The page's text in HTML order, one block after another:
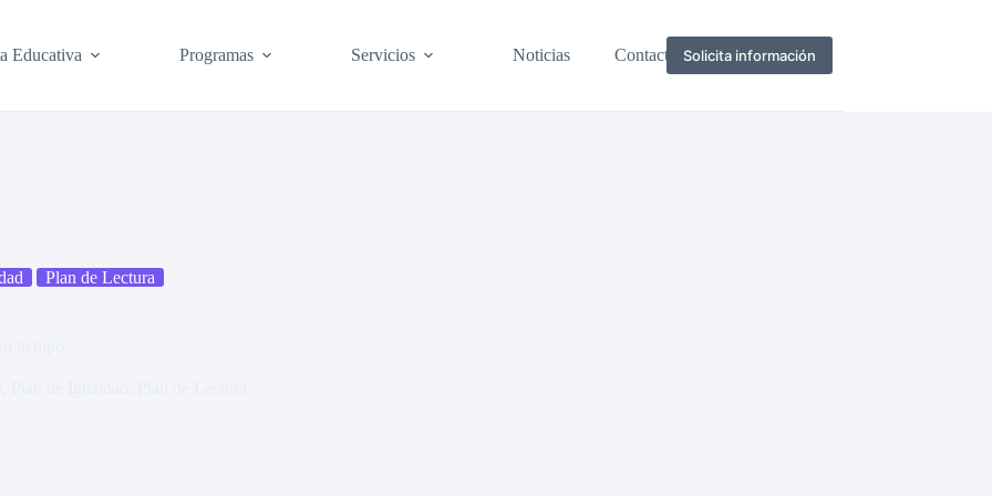
Educativa Programas Servicios Noticias Contacto Solicita información
Plan de Lectura